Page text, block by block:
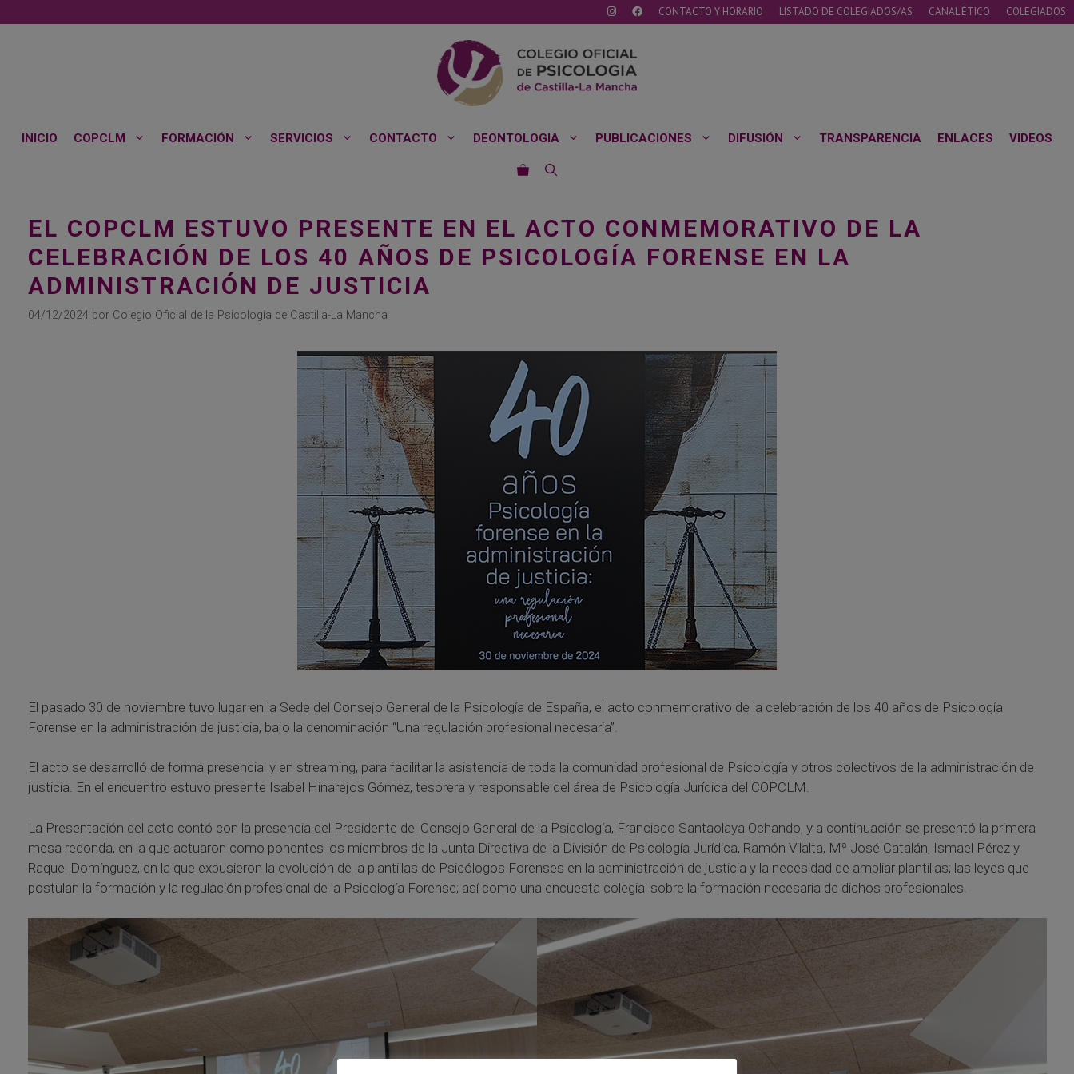
al
CONTACTO Y HORARIO LISTADO DE COLEGIADOS/AS CANAL ÉTICO COLEGIADOS
INICIO COPCLM FORMACIÓN SERVICIOS CONTACTO DEONTOLOGIA PUBLICACIONES DIFUSIÓN TRANSPARENCIA ENLACES VIDEOS
EL COPCLM ESTUVO PRESENTE EN EL ACTO CONMEMORATIVO DE LA
CELEBRACIÓN DE LOS 40 AÑOS DE PSICOLOGÍA FORENSE EN LA
ADMINISTRACIÓN DE JUSTICIA
04/12/2024 por Colegio Oficial de la Psicología de Castilla-La Mancha
El pasado 30 de noviembre tuvo lugar en la Sede del Consejo General de la Psicología de España, el acto conmemorativo de la celebración de los 40 años de Psicología
Forense en la administración de justicia, bajo la denominación “Una regulación profesional necesaria”.
El acto se desarrolló de forma presencial y en streaming, para facilitar la asistencia de toda la comunidad profesional de Psicología y otros colectivos de la administración de
justicia. En el encuentro estuvo presente Isabel Hinarejos Gómez, tesorera y responsable del área de Psicología Jurídica del COPCLM.
La Presentación del acto contó con la presencia del Presidente del Consejo General de la Psicología, Francisco Santaolaya Ochando, y a continuación se presentó la primera
mesa redonda, en la que actuaron como ponentes los miembros de la Junta Directiva de la División de Psicología Jurídica, Ramón Vilalta, Mª José Catalán, Ismael Pérez y
Raquel Domínguez, en la que expusieron la evolución de la plantillas de Psicólogos Forenses en la administración de justicia y la necesidad de ampliar plantillas; las leyes que
postulan la formación y la regulación profesional de la Psicología Forense; así como una encuesta colegial sobre la formación necesaria de dichos profesionales.